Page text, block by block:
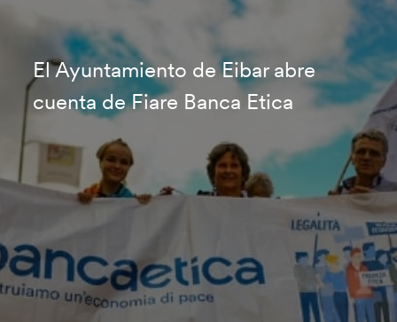
El Ayuntamiento de Eibar abre
cuenta de Fiare Banca Etica